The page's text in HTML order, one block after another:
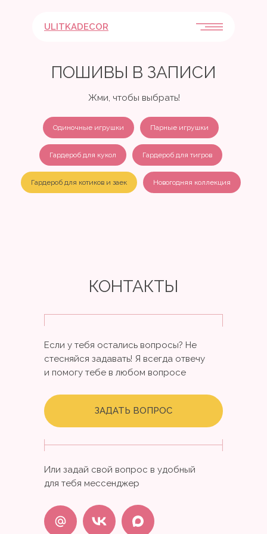
ULITKADECOR
ПОШИВЫ В ЗАПИСИ
Жми, чтобы выбрать!
Одиночные игрушки Парные игрушки
Гардероб для кукол Гардероб для тигров
Гардероб для котиков и заек Новогодняя коллекция
КОНТАКТЫ
Если у тебя остались вопросы? Не
стесняйся задавать! Я всегда отвечу
и помогу тебе в любом вопросе
ЗАДАТЬ ВОПРОС
Или задай свой вопрос в удобный
для тебя мессенджер